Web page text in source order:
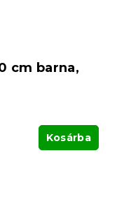
cm barna,
Kosárba